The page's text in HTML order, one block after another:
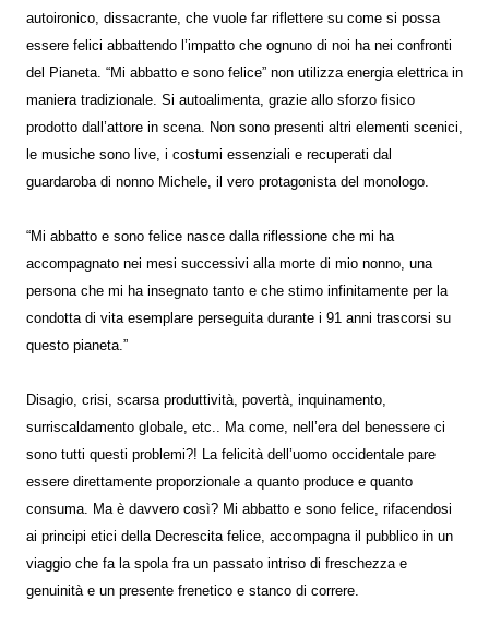
autoironico, dissacrante, che vuole far riflettere su come si possa
essere felici abbattendo l’impatto che ognuno di noi ha nei confronti
del Pianeta. “Mi abbatto e sono felice” non utilizza energia elettrica in
maniera tradizionale. Si autoalimenta, grazie allo sforzo fisico
prodotto dall’attore in scena. Non sono presenti altri elementi scenici,
le musiche sono live, i costumi essenziali e recuperati dal
guardaroba di nonno Michele, il vero protagonista del monologo.
“Mi abbatto e sono felice nasce dalla riflessione che mi ha
accompagnato nei mesi successivi alla morte di mio nonno, una
persona che mi ha insegnato tanto e che stimo infinitamente per la
condotta di vita esemplare perseguita durante i 91 anni trascorsi su
questo pianeta.”
Disagio, crisi, scarsa produttività, povertà, inquinamento,
surriscaldamento globale, etc.. Ma come, nell’era del benessere ci
sono tutti questi problemi?! La felicità dell’uomo occidentale pare
essere direttamente proporzionale a quanto produce e quanto
consuma. Ma è davvero così? Mi abbatto e sono felice, rifacendosi
ai principi etici della Decrescita felice, accompagna il pubblico in un
viaggio che fa la spola fra un passato intriso di freschezza e
genuinità e un presente frenetico e stanco di correre.